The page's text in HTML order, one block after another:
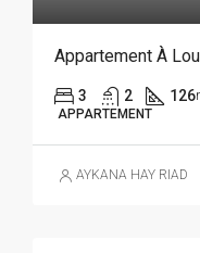
Appartement À
3 2 126
APPARTEMENT
AYKANA HAY RIAD